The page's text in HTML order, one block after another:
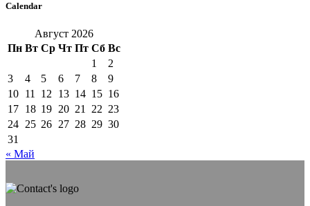
Calendar
Август 2026
Пн Вт Ср Чт Пт Сб Вс
1
2
3
4 5 6 7 8
9
10 11 12 13 14 15 16
17 18 19 20 21 22 23
24 25 26 27 28 29 30
31
« Май